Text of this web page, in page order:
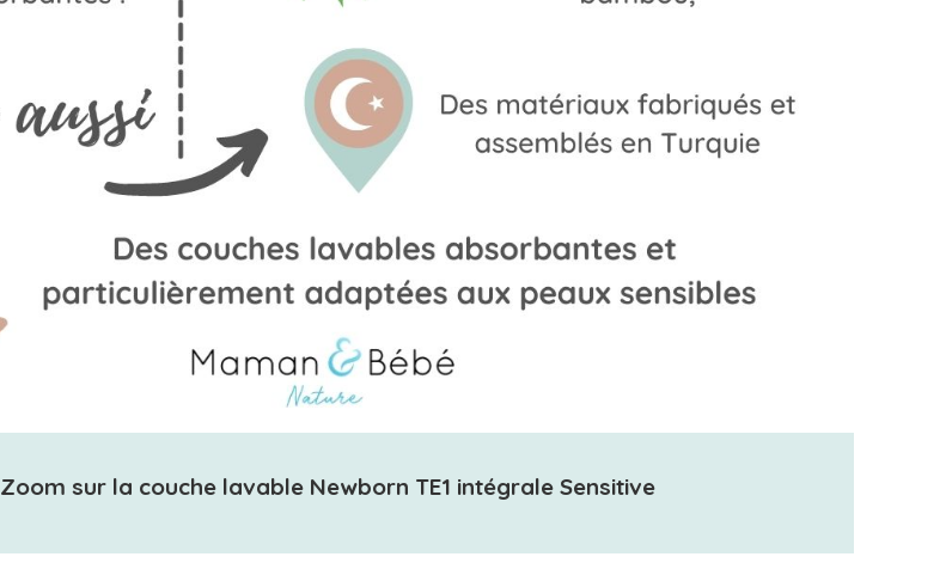
Zoom sur la couche lavable Newborn TE1 intégrale Sensitive